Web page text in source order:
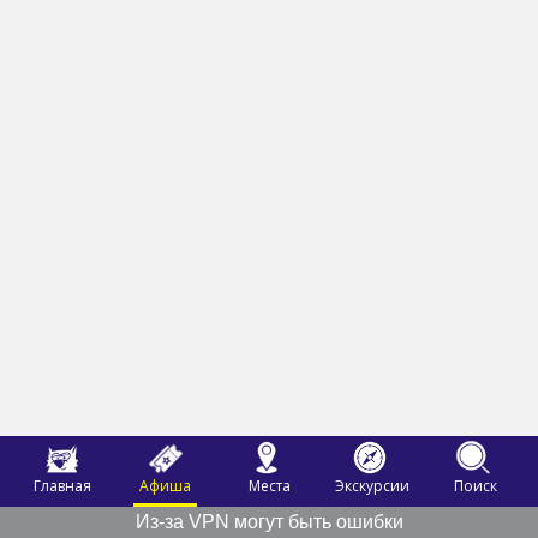
Главная Афиша Места Экскурсии
Поиск
Из-за VPN могут быть ошибки